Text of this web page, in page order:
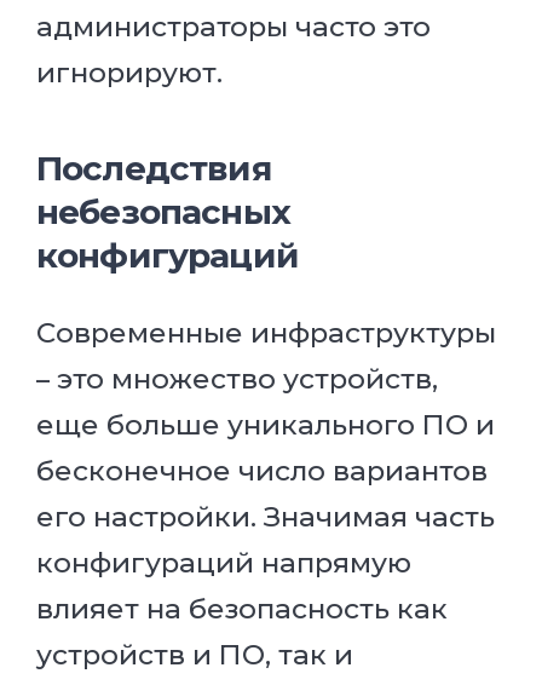
администраторы часто это
игнорируют.
Последствия
небезопасных
конфигураций
Современные инфраструктуры
– это множество устройств,
еще больше уникального ПО и
бесконечное число вариантов
его настройки. Значимая часть
конфигураций напрямую
влияет на безопасность как
устройств и ПО, так и